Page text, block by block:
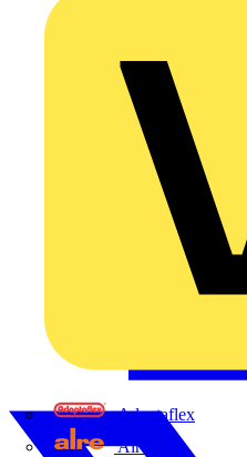
Adaptaflex
Alre